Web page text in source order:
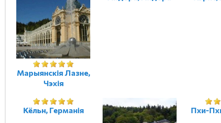
Марыянскія Лазне,
Чэхія
Кёльн, Германія Пхи-